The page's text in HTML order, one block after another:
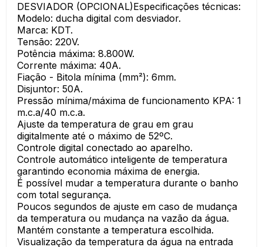
DESVIADOR (OPCIONAL)Especificações técnicas:
Modelo: ducha digital com desviador.
Marca: KDT.
Tensão: 220V.
Potência máxima: 8.800W.
Corrente máxima: 40A.
Fiação - Bitola mínima (mm²): 6mm.
Disjuntor: 50A.
Pressão mínima/máxima de funcionamento KPA: 1
m.c.a/40 m.c.a.
Ajuste da temperatura de grau em grau
digitalmente até o máximo de 52ºC.
Controle digital conectado ao aparelho.
Controle automático inteligente de temperatura
garantindo economia máxima de energia.
É possível mudar a temperatura durante o banho
com total segurança.
Poucos segundos de ajuste em caso de mudança
da temperatura ou mudança na vazão da água.
Mantém constante a temperatura escolhida.
Visualização da temperatura da água na entrada